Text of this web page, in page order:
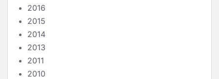
2016
2015
2014
2013
2011
2010